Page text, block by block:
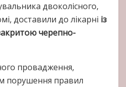
двоколісного,
доставили до лікарні із
черепно-
провадження,
порушення правил